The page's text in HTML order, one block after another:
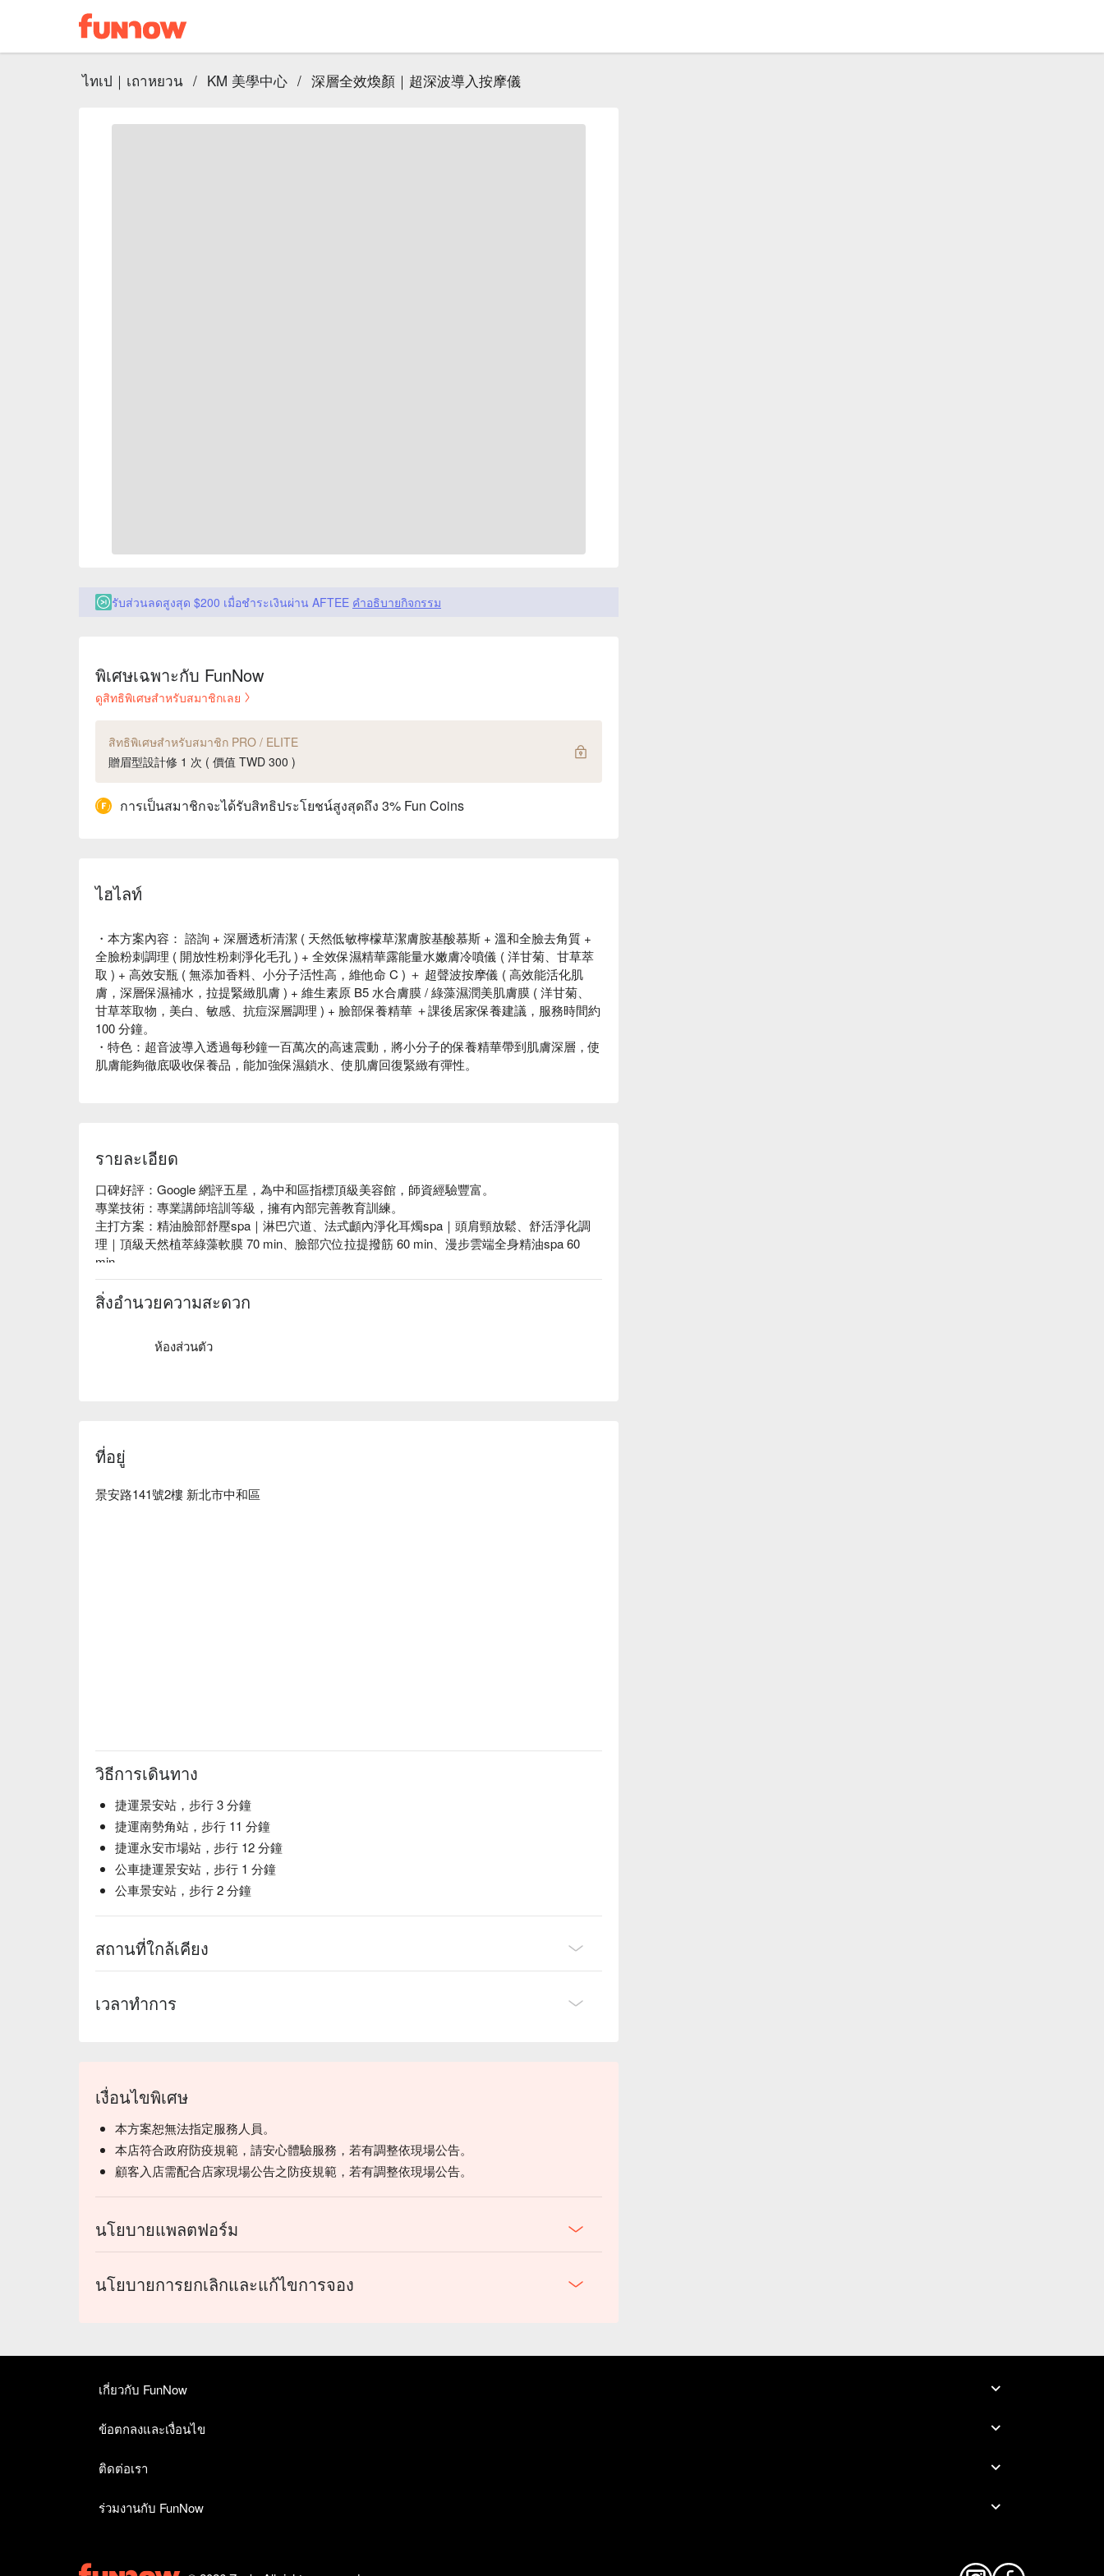
ไทเป｜เถาหยวน / KM 美學中心 / 深層全效煥顏｜超深波導入按摩儀
รับส่วนลดสูงสุด $200 เมื่อชำระเงินผ่าน AFTEE คำอธิบายกิจกรรม
พิเศษเฉพาะกับ FunNow
ดูสิทธิพิเศษสำหรับสมาชิกเลย
สิทธิพิเศษสำหรับสมาชิก PRO / ELITE
贈眉型設計修 1 次 ( 價值 TWD 300 )
การเป็นสมาชิกจะได้รับสิทธิประโยชน์สูงสุดถึง 3% Fun Coins
ไฮไลท์
・本方案內容： 諮詢 + 深層透析清潔 ( 天然低敏檸檬草潔膚胺基酸慕斯 + 溫和全臉去角質 +
全臉粉刺調理 ( 開放性粉刺淨化毛孔 ) + 全效保濕精華露能量水嫩膚冷噴儀 ( 洋甘菊、甘草萃
取 ) + 高效安瓶 ( 無添加香料、小分子活性高，維他命 C ) ＋ 超聲波按摩儀 ( 高效能活化肌
膚，深層保濕補水，拉提緊緻肌膚 ) + 維生素原 B5 水合膚膜 / 綠藻濕潤美肌膚膜 ( 洋甘菊、
甘草萃取物，美白、敏感、抗痘深層調理 ) + 臉部保養精華 ＋課後居家保養建議，服務時間約
100 分鐘。
・特色：超音波導入透過每秒鐘一百萬次的高速震動，將小分子的保養精華帶到肌膚深層，使
肌膚能夠徹底吸收保養品，能加強保濕鎖水、使肌膚回復緊緻有彈性。
รายละเอียด
口碑好評：Google 網評五星，為中和區指標頂級美容館，師資經驗豐富。
專業技術：專業講師培訓等級，擁有內部完善教育訓練。
主打方案：精油臉部舒壓spa｜淋巴穴道、法式顱內淨化耳燭spa｜頭肩頸放鬆、舒活淨化調
理｜頂級天然植萃綠藻軟膜 70 min、臉部穴位拉提撥筋 60 min、漫步雲端全身精油spa 60
min
頂級用料：純天然植萃產品做服務，無香精、無添加化學酒精，可安心體驗服務。
質感裝潢：溫馨明亮舒適空間，讓人一進來放鬆無壓力體驗。
สิ่งอำนวยความสะดวก
ห้องส่วนตัว
ที่อยู่
景安路141號2樓 新北市中和區
วิธีการเดินทาง
捷運景安站，步行 3 分鐘
捷運南勢角站，步行 11 分鐘
捷運永安市場站，步行 12 分鐘
公車捷運景安站，步行 1 分鐘
公車景安站，步行 2 分鐘
สถานที่ใกล้เคียง
เวลาทำการ
เงื่อนไขพิเศษ
本方案恕無法指定服務人員。
本店符合政府防疫規範，請安心體驗服務，若有調整依現場公告。
顧客入店需配合店家現場公告之防疫規範，若有調整依現場公告。
นโยบายแพลตฟอร์ม
นโยบายการยกเลิกและแก้ไขการจอง
เกี่ยวกับ FunNow
ข้อตกลงและเงื่อนไข
ติดต่อเรา
ร่วมงานกับ FunNow